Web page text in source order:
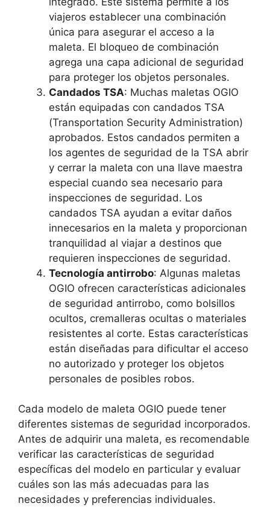
viajeros establecer una combinación
única para asegurar el acceso a la
maleta. El bloqueo de combinación
agrega una capa adicional de seguridad
para proteger los objetos personales.
Candados TSA: Muchas maletas OGIO
están equipadas con candados TSA
(Transportation Security Administration)
aprobados. Estos candados permiten a
los agentes de seguridad de la TSA abrir
y cerrar la maleta con una llave maestra
especial cuando sea necesario para
inspecciones de seguridad. Los
candados TSA ayudan a evitar daños
innecesarios en la maleta y proporcionan
tranquilidad al viajar a destinos que
requieren inspecciones de seguridad.
Tecnología antirrobo: Algunas maletas
OGIO ofrecen características adicionales
de seguridad antirrobo, como bolsillos
ocultos, cremalleras ocultas o materiales
resistentes al corte. Estas características
están diseñadas para dificultar el acceso
no autorizado y proteger los objetos
personales de posibles robos.
Cada modelo de maleta OGIO puede tener
diferentes sistemas de seguridad incorporados.
Antes de adquirir una maleta, es recomendable
verificar las características de seguridad
específicas del modelo en particular y evaluar
cuáles son las más adecuadas para las
necesidades y preferencias individuales.